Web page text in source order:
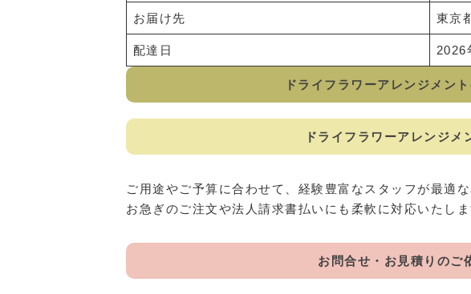
お届け先 東京
配達日 2026
ドライフラワーアレンジメン
ドライフラワーアレンジメ
ご用途やご予算に合わせて、経験豊富なスタッフが最適
お急ぎのご注文や法人請求書払いにも柔軟に対応いたしま
お問合せ・お見積りのご